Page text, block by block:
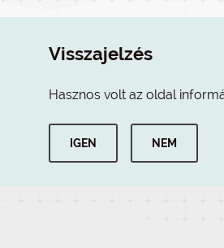
Visszajelzés
Hasznos volt az oldal
IGEN NEM